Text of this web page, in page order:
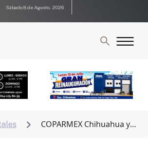
Sábado 8 de Agosto, 2026

COPARMEX Chihuahua y